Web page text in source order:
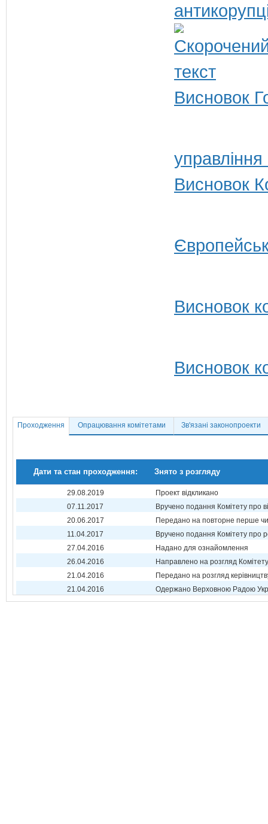
Висновок
Висновок
Висновок
Висновок
Проходження Опрацювання комітетами Зв'язані законопроекти
Дати та стан проходження: Знято з розгляду
29.08.2019
Проект відкликано
07.11.2017
Вручено подання Комітету про
20.06.2017
Передано на повторне перше
11.04.2017
Вручено подання Комітету про
27.04.2016
Надано для ознайомлення
26.04.2016
Направлено на розгляд Комітету
21.04.2016
Передано на розгляд
21.04.2016
Одержано Верховною Радою